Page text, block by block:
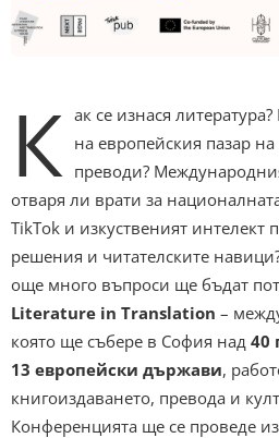
К ак се изнася
на европейския пазар
преводи?
отваря ли врати за
TikTok и изкуственият интелект
решения и читателските
още много въпроси ще бъдат
Literature in Translation –
която ще събере в София над 40
13 европейски държави,
книгоиздаването, превода и
Конференцията ще се проведе